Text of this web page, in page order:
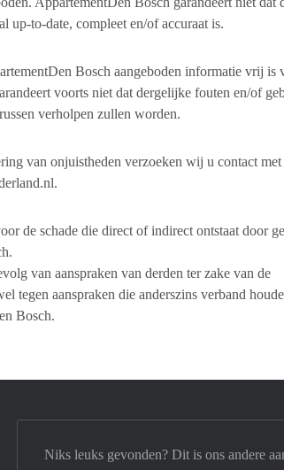
up-to-date, compleet en/of accuraat is.
Bosch aangeboden informatie vrij is
voorts niet dat dergelijke fouten en/of
verholpen zullen worden.
van onjuistheden verzoeken wij u contact met
de schade die direct of indirect ontstaat door
van aanspraken van derden ter zake van de
tegen aanspraken die anderszins verband
Bosch.
Niks leuks gevonden? Dit is ons andere